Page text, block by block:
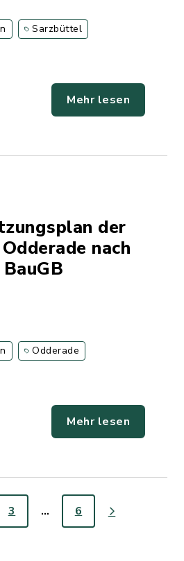
Sarzbüttel
Mehr lesen
der
nach
Odderade
Mehr lesen
3 … 6